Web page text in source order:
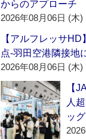
からのアプローチ
2026年08月06日 (木)
【アルフレッサ
点‐羽田空港隣接地
2026年08月06日 (木)
【
人
ッ